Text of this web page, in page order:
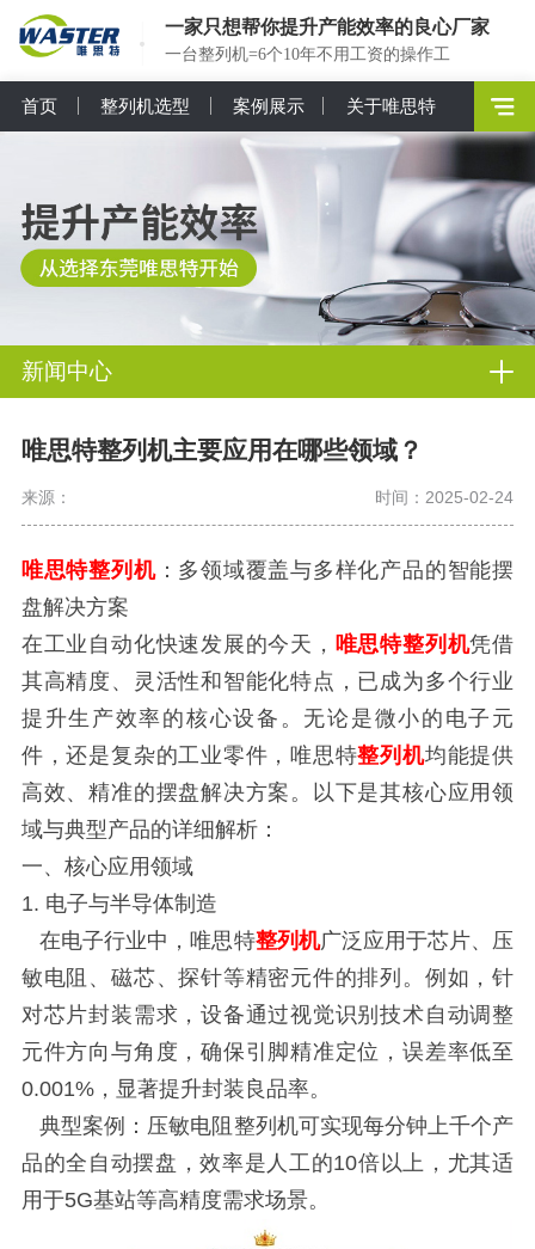
一家只想帮你提升产能效率的良心厂家
一台整列机=6个10年不用工资的操作工
首页 整列机选型 案例展示 关于唯思特
新闻中心
唯思特整列机主要应用在哪些领域？
来源： 时间：2025-02-24
唯思特整列机：多领域覆盖与多样化产品的智能摆
盘解决方案
在工业自动化快速发展的今天， 唯思特整列机凭借
其高精度、灵活性和智能化特点，已成为多个行业
提升生产效率的核心设备。无论是微小的电子元
件，还是复杂的工业零件，唯思特整列机均能提供
高效、精准的摆盘解决方案。以下是其核心应用领
域与典型产品的详细解析：
一、核心应用领域
1. 电子与半导体制造
在电子行业中，唯思特整列机广泛应用于芯片、压
敏电阻、磁芯、探针等精密元件的排列。例如，针
对芯片封装需求，设备通过视觉识别技术自动调整
元件方向与角度，确保引脚精准定位，误差率低至
0.001%，显著提升封装良品率。
典型案例：压敏电阻整列机可实现每分钟上千个产
品的全自动摆盘，效率是人工的10倍以上，尤其适
用于5G基站等高精度需求场景。